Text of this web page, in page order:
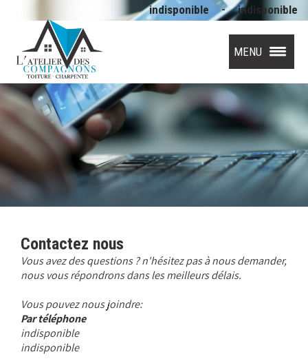
MENU
indisponible - indisponible
Contactez nous
Vous avez des questions ? n'hésitez pas à nous demander,
nous vous répondrons dans les meilleurs délais.
Vous pouvez nous joindre:
Par téléphone
indisponible
indisponible